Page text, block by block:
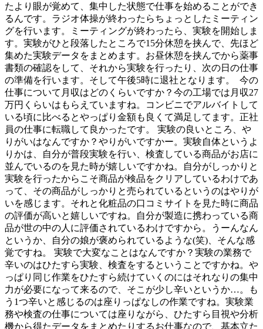
たより眼が覚めて、集中した状態で仕事を始めることができ
るんです。ラジオ体操が終わったらちょっとしたミーティン
グを行います。ミーティングが終わったら、実験を開始しま
す。実験がひと段落したところで15分休憩を挟んで、先ほど
集めた実験データをまとめます。お昼休憩を挟んでから薬事
書類の確認をして、それから実験を行ったり、次の日の仕事
の準備を行います。そして午後5時に退社となります。 今の
仕事について月収はどのくらいですか？今の工場では月収27
万円くらいはもらえていますね。コンビニでアルバイトして
いる頃に比べるとやっぱり金額も良くて満足してます。正社
員の仕事に転職して良かったです。 実験の良いところ、や
りがいはなんですか？やりがいですかー。実験自体というよ
りかは、自分が普段実験を行い、検査している商品がお店に
並んでいるのを見た時が嬉しいですかね。自分がしっかりと
実験を行ったからこそ商品が検品をクリアしているわけであ
って、その商品がしっかりと売られているというのはやりが
いを感じます。それと化粧品の口コミサイトを見た時に商品
の評価が高いと嬉しいですね。自分が製造に携わっている商
品が世の中の人に評価されているわけですから。うーんなん
というか、自分の娘が褒められているような(笑)、そんな感
覚ですね。 実験で大変なことはなんですか？実験の業務で
辛いのはひたすら実験、検査をするということですかね。や
っぱり同じ作業をひたすら続けていくのにはそれなりの集中
力が必要になって来るので、そこが少し辛いというか…。も
う1つ辛いと感じるのは座りっぱなしの作業ですね。実験業
務や検査の仕事については座りながら、ひたすら目視や分析
機から得たデータをまとめたりするお仕事なので、基本立た